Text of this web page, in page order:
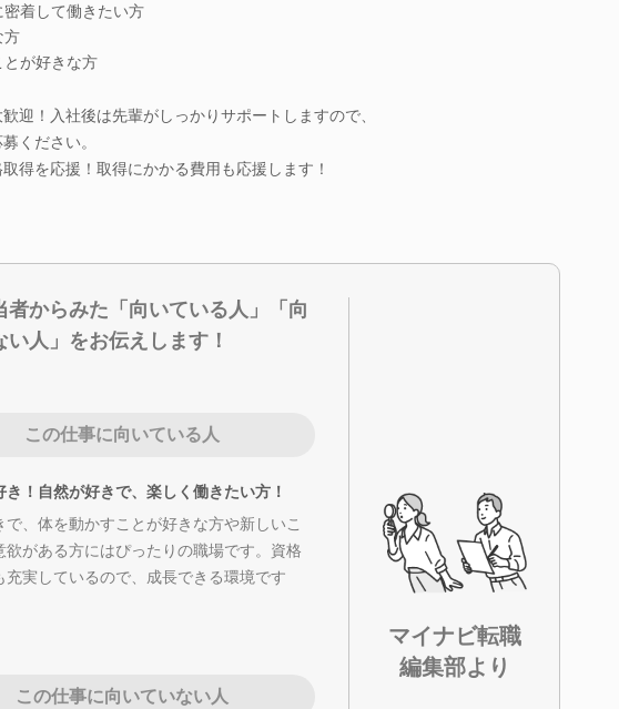
密着して働きたい方
方
が好きな方
迎！入社後は先輩がしっかりサポートしますので、
ください。
得を応援！取得にかかる費用も応援します！
者からみた「向いている人」「向
い人」をお伝えします！
この仕事に向いている人
！自然が好きで、楽しく働きたい方！
で、体を動かすことが好きな方や新しいこ
欲がある方にはぴったりの職場です。資格
充実しているので、成長できる環境です
この仕事に向いていない人
マイナビ転職
編集部より